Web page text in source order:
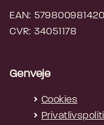
EAN:
CVR: 34051178
Genveje
Cookies